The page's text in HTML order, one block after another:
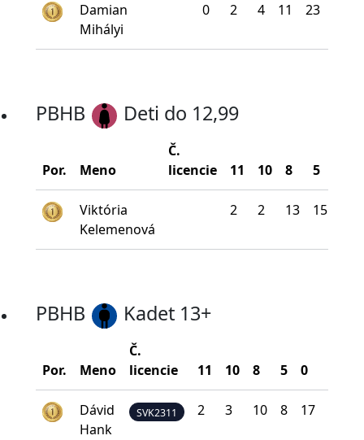
Damian
Mihályi
0 2 4 11 23
PBHB Deti do 12,99
Por. Meno
Č.
licencie
11 10 8 5
Viktória
Kelemenová
2 2 13 15
PBHB Kadet 13+
Por. Meno
Č.
licencie
11 10 8 5 0
Dávid
Hank
SVK2311 2 3 10 8 17